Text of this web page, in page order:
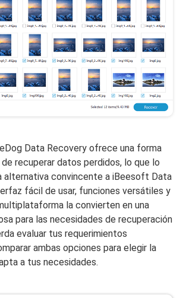
Data Recovery ofrece una forma
recuperar datos perdidos, lo que lo
alternativa convincente a iBeesoft Data
fácil de usar, funciones versátiles y
la convierten en una
para las necesidades de recuperación
evaluar tus requerimientos
ambas opciones para elegir la
a tus necesidades.